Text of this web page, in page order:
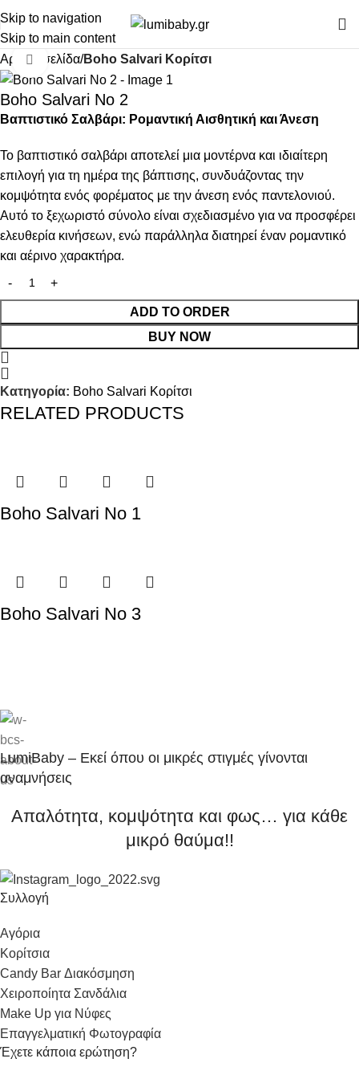
Skip to navigation
Skip to main content
Αρχική σελίδα Boho Salvari Κορίτσι
Click to enlarge
Boho Salvari Νο 2
Βαπτιστικό Σαλβάρι: Ρομαντική Αισθητική και Άνεση
Το βαπτιστικό σαλβάρι αποτελεί μια μοντέρνα και ιδιαίτερη
επιλογή για τη ημέρα της βάπτισης, συνδυάζοντας την
κομψότητα ενός φορέματος με την άνεση ενός παντελονιού.
Αυτό το ξεχωριστό σύνολο είναι σχεδιασμένο για να προσφέρει
ελευθερία κινήσεων, ενώ παράλληλα διατηρεί έναν ρομαντικό
και αέρινο χαρακτήρα.
ADD TO ORDER
BUY NOW
Κατηγορία: Boho Salvari Κορίτσι
RELATED PRODUCTS
Boho Salvari Νο 1
Boho Salvari Νο 3
LumiBaby – Εκεί όπου οι μικρές στιγμές γίνονται
αναμνήσεις
Απαλότητα, κομψότητα και φως… για κάθε
μικρό θαύμα!!
Συλλογή
Αγόρια
Κορίτσια
Candy Bar Διακόσμηση
Χειροποίητα Σανδάλια
Make Up για Νύφες
Επαγγελματική Φωτογραφία
Έχετε κάποια ερώτηση?